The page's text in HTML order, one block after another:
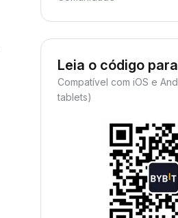
Leia o código
Compatível com iOS e
tablets)